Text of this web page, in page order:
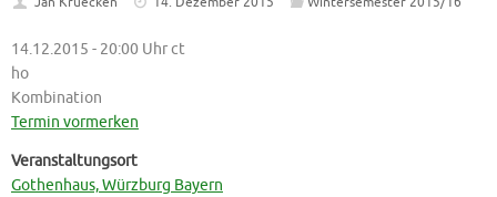
14.12.2015 - 20:00 Uhr ct
ho
Kombination
Termin vormerken
Veranstaltungsort
Gothenhaus, Würzburg Bayern